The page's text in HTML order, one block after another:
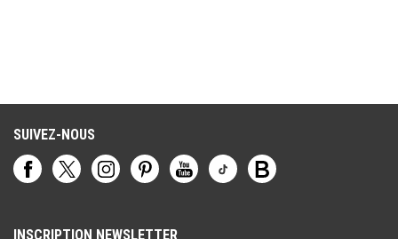
SUIVEZ-NOUS
INSCRIPTION NEWSLETTER